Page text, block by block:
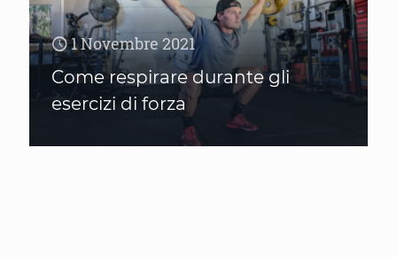
1 Novembre 2021
Come respirare durante gli
esercizi di forza